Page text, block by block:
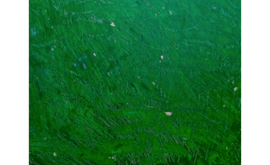
ORGUES
L’AOTM
SOUTIENS ET LIENS
CONTACT